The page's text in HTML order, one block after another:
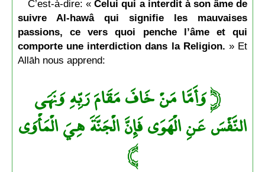
C’est-à-dire: «Celui qui a interdit à son âme de
suivre Al-hawâ qui signifie les mauvaises
passions, ce vers quoi penche l’âme et qui
comporte une interdiction dans la Religion.» Et
Allāh nous apprend:
﴿وَأَمَّا مَنْ خَافَ مَقَامَ رَبِّهِ وَنَهَى
النَّفْسَ عَنِ الْهَوَى فَإِنَّ الْجَنَّةَ هِيَ الْمَأْوَى
﴾